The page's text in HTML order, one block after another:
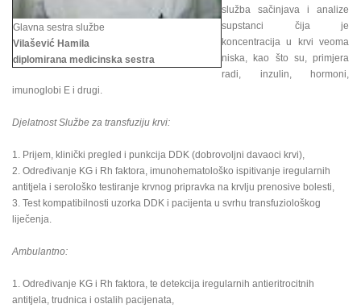
Glavna sestra službe
Vilašević Hamila
diplomirana medicinska sestra
služba sačinjava i analize
supstanci čija je
koncentracija u krvi veoma
niska, kao što su, primjera
radi, inzulin, hormoni,
imunoglobi E i drugi.
Djelatnost Službe za transfuziju krvi:
1. Prijem, klinički pregled i punkcija DDK (dobrovoljni davaoci krvi),
2. Određivanje KG i Rh faktora, imunohematološko ispitivanje iregularnih
antitjela i serološko testiranje krvnog pripravka na krvlju prenosive bolesti,
3. Test kompatibilnosti uzorka DDK i pacijenta u svrhu transfuziološkog
liječenja.
Ambulantno:
1. Određivanje KG i Rh faktora, te detekcija iregularnih antieritrocitnih
antitjela, trudnica i ostalih pacijenata,